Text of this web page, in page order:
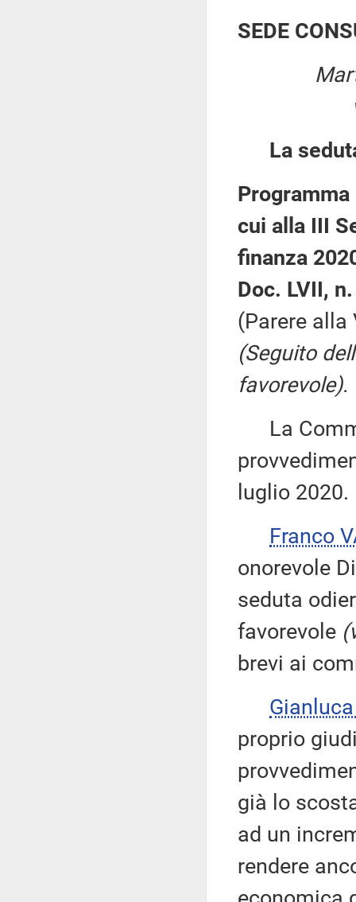
SEDE
La
cui alla III
finanza
Doc. LVII,
(Parere alla
(Seguito
favorevole).
La
luglio 2020.
Franco
onorevole
seduta
favorevole
brevi ai
proprio
già lo
ad un
rendere